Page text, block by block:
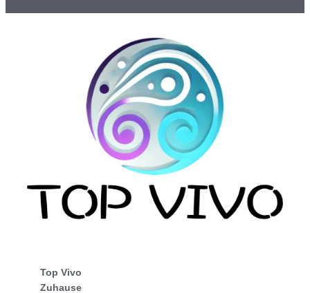
Top Vivo
Zuhause